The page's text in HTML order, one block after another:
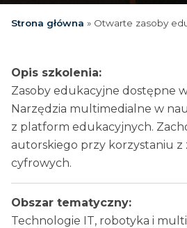
Strona główna » Otwarte zasoby
Opis szkolenia:
Zasoby edukacyjne dostępne
Narzędzia multimedialne w
z platform edukacyjnych.
autorskiego przy korzystaniu z
cyfrowych.
Obszar tematyczny:
Technologie IT, robotyka i